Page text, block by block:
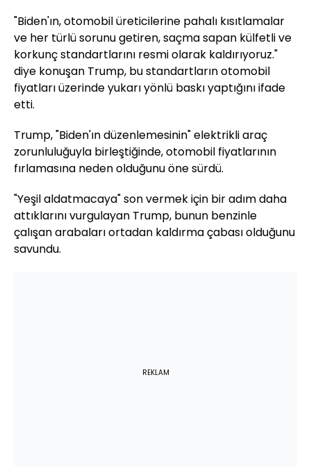
"Biden'ın, otomobil üreticilerine pahalı kısıtlamalar
ve her türlü sorunu getiren, saçma sapan külfetli ve
korkunç standartlarını resmi olarak kaldırıyoruz."
diye konuşan Trump, bu standartların otomobil
fiyatları üzerinde yukarı yönlü baskı yaptığını ifade
etti.
Trump, "Biden'ın düzenlemesinin" elektrikli araç
zorunluluğuyla birleştiğinde, otomobil fiyatlarının
fırlamasına neden olduğunu öne sürdü.
"Yeşil aldatmacaya" son vermek için bir adım daha
attıklarını vurgulayan Trump, bunun benzinle
çalışan arabaları ortadan kaldırma çabası olduğunu
savundu.
REKLAM